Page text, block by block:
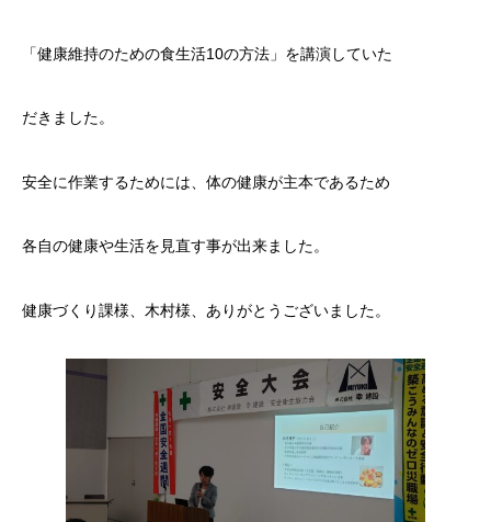
「健康維持のための食生活10の方法」を講演していた
だきました。
安全に作業するためには、体の健康が主本であるため
各自の健康や生活を見直す事が出来ました。
健康づくり課様、木村様、ありがとうございました。